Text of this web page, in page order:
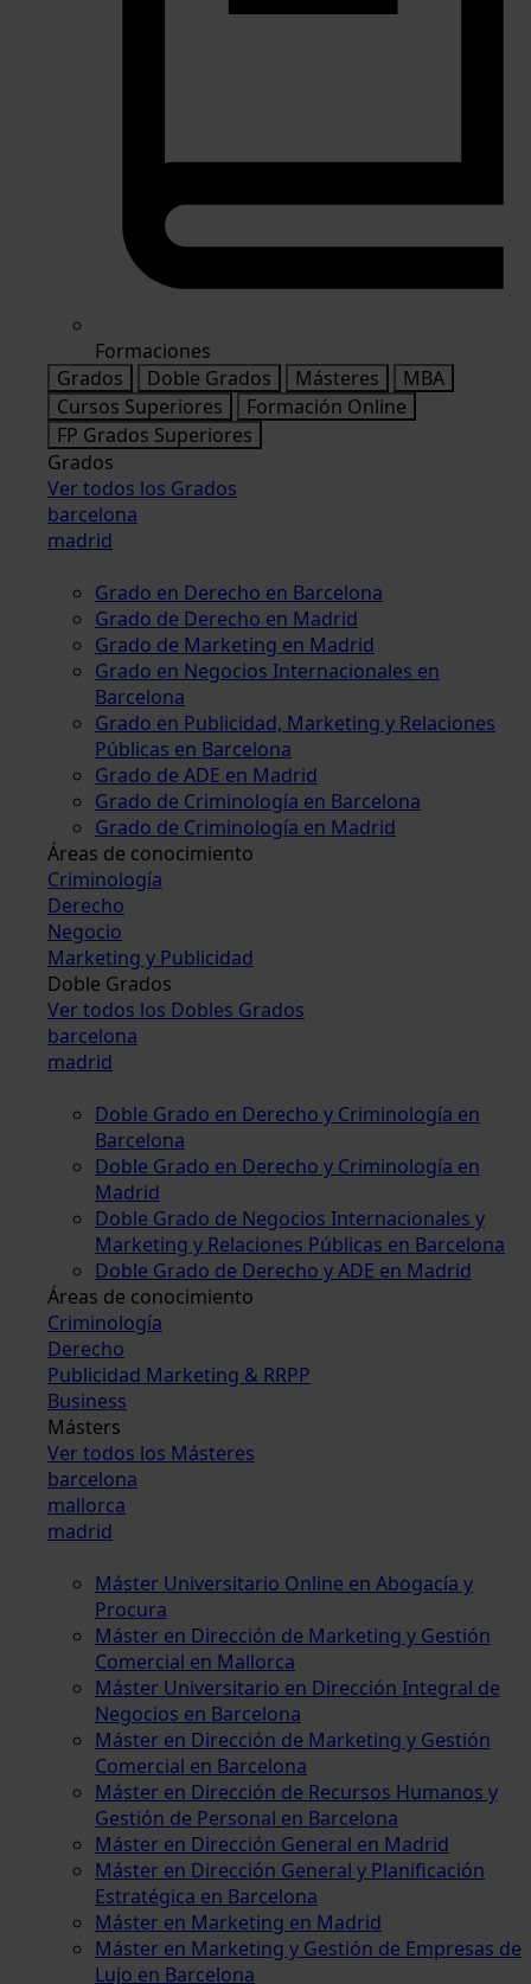
Formaciones
Grados
Doble Grados Másteres
MBA
Cursos Superiores
Formación Online
FP Grados Superiores
Grados
Ver todos los Grados
barcelona
madrid
Grado en Derecho en Barcelona
Grado de Derecho en Madrid
Grado de Marketing en Madrid
Grado en Negocios Internacionales en
Barcelona
Grado en Publicidad, Marketing y Relaciones
Públicas en Barcelona
Grado de ADE en Madrid
Grado de Criminología en Barcelona
Grado de Criminología en Madrid
Áreas de conocimiento
Criminología
Derecho
Negocio
Marketing y Publicidad
Doble Grados
Ver todos los Dobles Grados
barcelona
madrid
Doble Grado en Derecho y Criminología en
Barcelona
Doble Grado en Derecho y Criminología en
Madrid
Doble Grado de Negocios Internacionales y
Marketing y Relaciones Públicas en Barcelona
Doble Grado de Derecho y ADE en Madrid
Áreas de conocimiento
Criminología
Derecho
Publicidad Marketing & RRPP
Business
Másters
Ver todos los Másteres
barcelona
mallorca
madrid
Máster Universitario Online en Abogacía y
Procura
Máster en Dirección de Marketing y Gestión
Comercial en Mallorca
Máster Universitario en Dirección Integral de
Negocios en Barcelona
Máster en Dirección de Marketing y Gestión
Comercial en Barcelona
Máster en Dirección de Recursos Humanos y
Gestión de Personal en Barcelona
Máster en Dirección General en Madrid
Máster en Dirección General y Planificación
Estratégica en Barcelona
Máster en Marketing en Madrid
Máster en Marketing y Gestión de Empresas de
Lujo en Barcelona